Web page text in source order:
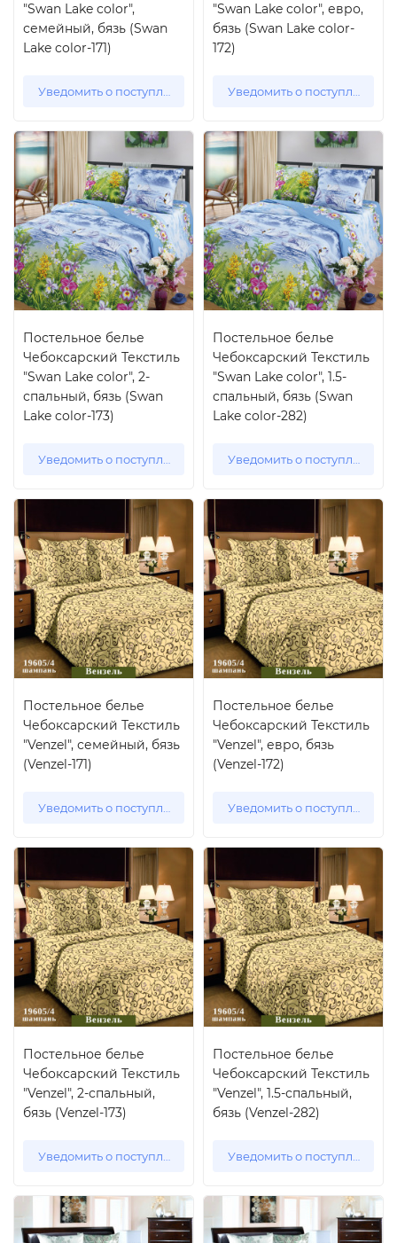
"Swan Lake color",
семейный, бязь (Swan
Lake color-171)
Уведомить о поступлении
"Swan Lake color", евро,
бязь (Swan Lake color-
172)
Уведомить о поступлении
Постельное белье
Чебоксарский Текстиль
"Swan Lake color", 2-
спальный, бязь (Swan
Lake color-173)
Уведомить о поступлении
Постельное белье
Чебоксарский Текстиль
"Swan Lake color", 1.5-
спальный, бязь (Swan
Lake color-282)
Уведомить о поступлении
Постельное белье
Чебоксарский Текстиль
"Venzel", семейный, бязь
(Venzel-171)
Уведомить о поступлении
Постельное белье
Чебоксарский Текстиль
"Venzel", евро, бязь
(Venzel-172)
Уведомить о поступлении
Постельное белье
Чебоксарский Текстиль
"Venzel", 2-спальный,
бязь (Venzel-173)
Уведомить о поступлении
Постельное белье
Чебоксарский Текстиль
"Venzel", 1.5-спальный,
бязь (Venzel-282)
Уведомить о поступлении